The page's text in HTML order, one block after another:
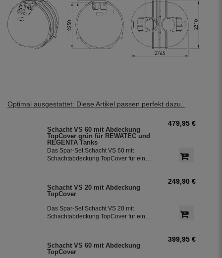
Optimal ausgestattet: Diese Artikel passen perfekt dazu..
Schacht VS 60 mit Abdeckung
TopCover grün für REWATEC und
REGENTA Tanks
Das Spar-Set Schacht VS 60 mit
Schachtabdeckung TopCover für eine
479,95 €
Schacht VS 20 mit Abdeckung
TopCover
Das Spar-Set Schacht VS 20 mit
Schachtabdeckung TopCover für eine
249,90 €
Schacht VS 60 mit Abdeckung
TopCover
399,95 €